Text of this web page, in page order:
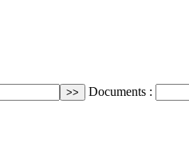
Documents :